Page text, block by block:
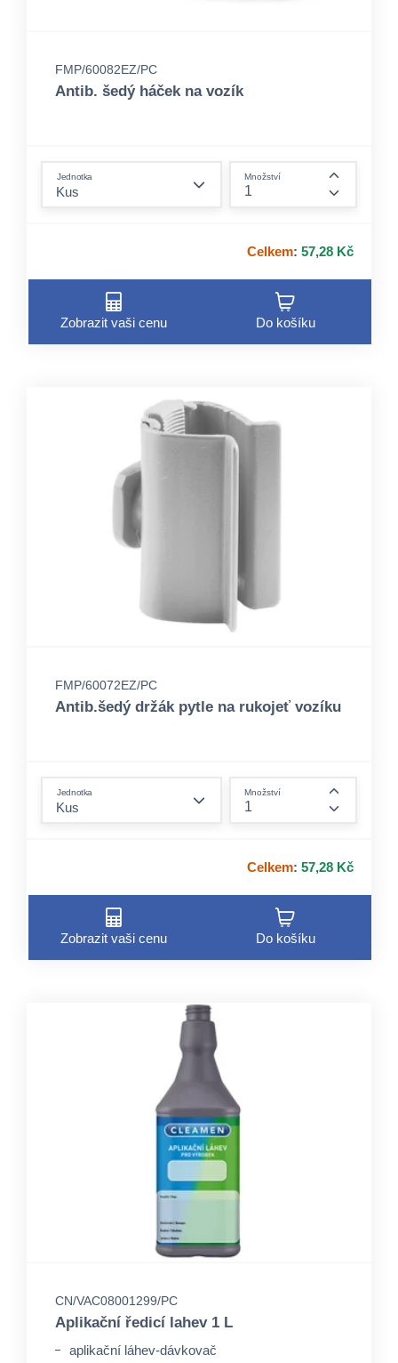
FMP/60082EZ/PC
Antib. šedý háček na vozík
Jednotka Množství
Celkem: 57,28 Kč
Zobrazit vaši cenu Do košíku
FMP/60072EZ/PC
Antib.šedý držák pytle na rukojeť vozíku
Jednotka Množství
Celkem: 57,28 Kč
Zobrazit vaši cenu Do košíku
CN/VAC08001299/PC
Aplikační ředicí lahev 1 L
aplikační láhev-dávkovač